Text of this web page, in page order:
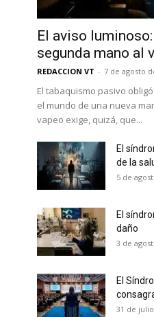
de las últimas
boletín diario y recibe todas las
la reducción de daños en tu
clipping and receive all the news
harm reduction in your email.
El aviso
segunda mano al
REDACCION VT - 7 de agosto
El tabaquismo pasivo
el mundo de una nueva
vapeo exige, quizá, que...
El
de la
5 de
El
daño
3 de
El
31 de